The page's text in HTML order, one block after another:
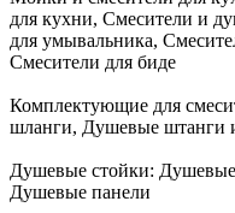
для кухни, Смесители и
для умывальника,
Смесители для биде
Комплектующие для
шланги, Душевые штанги
Душевые стойки: Душевые
Душевые панели